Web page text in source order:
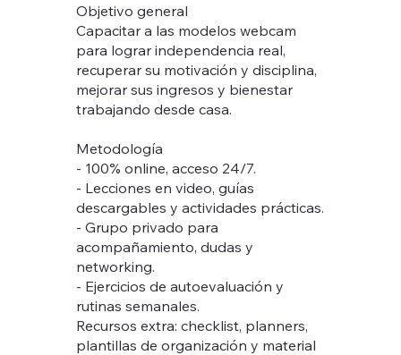
Objetivo general
Capacitar a las modelos webcam
para lograr independencia real,
recuperar su motivación y disciplina,
mejorar sus ingresos y bienestar
trabajando desde casa.
Metodología
- 100% online, acceso 24/7.
- Lecciones en video, guías
descargables y actividades prácticas.
- Grupo privado para
acompañamiento, dudas y
networking.
- Ejercicios de autoevaluación y
rutinas semanales.
Recursos extra: checklist, planners,
plantillas de organización y material